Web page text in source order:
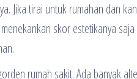
Jika tirai untuk rumahan dan
skor estetikanya
rumah sakit. Ada banyak